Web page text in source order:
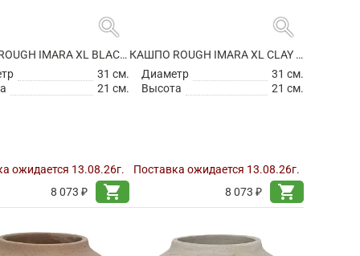
search
КАШПО ROUGH IMARA XL BLACK WASHED
31 см.
21 см.
ожидается 13.08.26г.
8 073 ₽
shopping_cart
search
КАШПО ROUGH IMARA XL CLAY WASHED
Диаметр
31 см.
Высота
21 см.
Поставка ожидается 13.08.26г.
8 073 ₽
shopping_cart